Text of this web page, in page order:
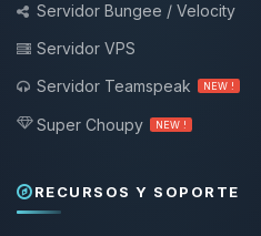
Servidor Bungee / Velocity
Servidor VPS
Servidor Teamspeak
NEW !
Super Choupy NEW !
RECURSOS Y SOPORTE